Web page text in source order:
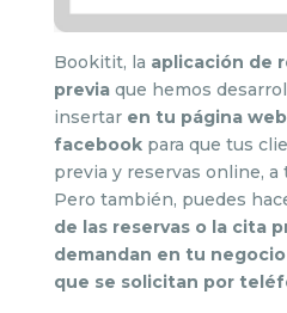
Bookitit, la aplicación de
previaque hemos
insertar en tu página
facebookpara que tus
previa y reservas online,
Pero también, puedes
de las reservas o la cita
demandan en tu
que se solicitan por